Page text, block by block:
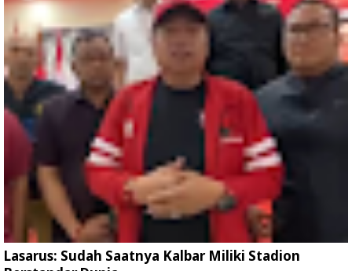
Lasarus: Sudah Saatnya Kalbar Miliki Stadion